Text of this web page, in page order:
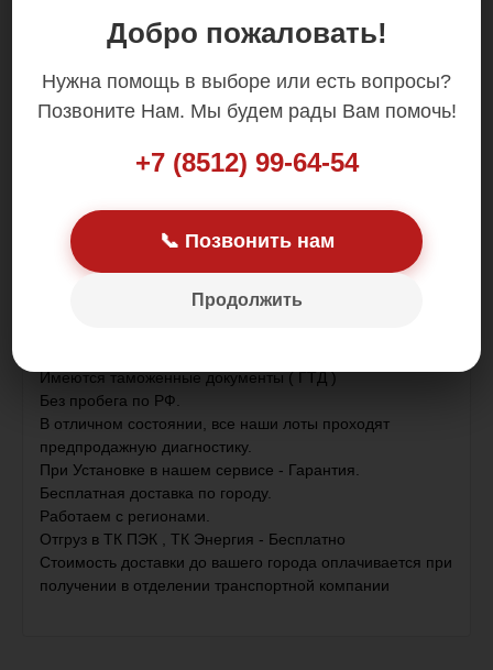
Добро пожаловать!
Нужна помощь в выборе или есть вопросы?
Позвоните Нам. Мы будем рады Вам помочь!
+7 (8512) 99-64-54
📞 Позвонить нам
Продолжить
Имеются таможенные документы ( ГТД )
Без пробега по РФ.
В отличном состоянии, все наши лоты проходят
предпродажную диагностику.
При Установке в нашем сервисе - Гарантия.
Бесплатная доставка по городу.
Работаем с регионами.
Отгруз в ТК ПЭК , ТК Энергия - Бесплатно
Стоимость доставки до вашего города оплачивается при
получении в отделении транспортной компании